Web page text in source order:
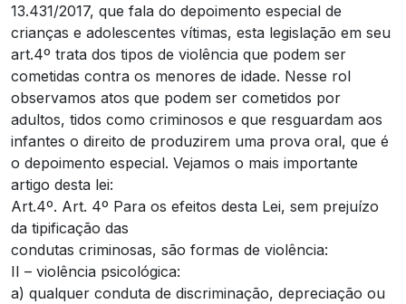
13.431/2017, que fala do depoimento especial de
crianças e adolescentes vítimas, esta legislação em seu
art.4º trata dos tipos de violência que podem ser
cometidas contra os menores de idade. Nesse rol
observamos atos que podem ser cometidos por
adultos, tidos como criminosos e que resguardam aos
infantes o direito de produzirem uma prova oral, que é
o depoimento especial. Vejamos o mais importante
artigo desta lei:
Art.4º. Art. 4º Para os efeitos desta Lei, sem prejuízo
da tipificação das
condutas criminosas, são formas de violência:
II – violência psicológica:
a) qualquer conduta de discriminação, depreciação ou